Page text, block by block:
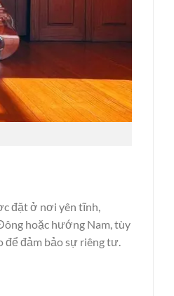
đặt ở nơi yên tĩnh,
hoặc hướng Nam, tùy
để đảm bảo sự riêng tư.